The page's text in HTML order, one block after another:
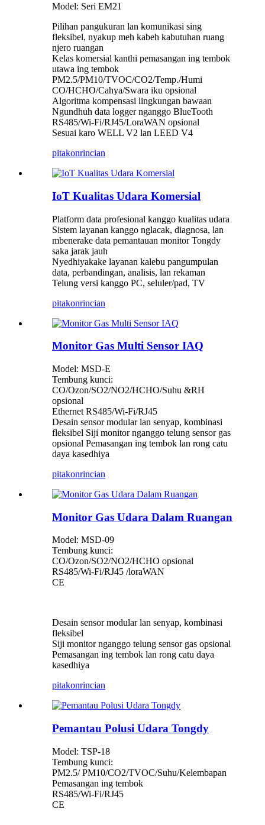
Model: Seri EM21
Pilihan pangukuran lan komunikasi sing
fleksibel, nyakup meh kabeh kabutuhan ruang
njero ruangan
Kelas komersial kanthi pemasangan ing tembok
utawa ing tembok
PM2.5/PM10/TVOC/CO2/Temp./Humi
CO/HCHO/Cahya/Swara iku opsional
Algoritma kompensasi lingkungan bawaan
Ngundhuh data logger nganggo BlueTooth
RS485/Wi-Fi/RJ45/LoraWAN opsional
Sesuai karo WELL V2 lan LEED V4
pitakonrincian
IoT Kualitas Udara Komersial
Platform data profesional kanggo kualitas udara
Sistem layanan kanggo nglacak, diagnosa, lan
mbenerake data pemantauan monitor Tongdy
saka jarak jauh
Nyedhiyakake layanan kalebu pangumpulan
data, perbandingan, analisis, lan rekaman
Telung versi kanggo PC, seluler/pad, TV
pitakonrincian
Monitor Gas Multi Sensor IAQ
Model: MSD-E
Tembung kunci:
CO/Ozon/SO2/NO2/HCHO/Suhu &RH
opsional
Ethernet RS485/Wi-Fi/RJ45
Desain sensor modular lan senyap, kombinasi
fleksibel Siji monitor nganggo telung sensor gas
opsional Pemasangan ing tembok lan rong catu
daya kasedhiya
pitakonrincian
Monitor Gas Udara Dalam Ruangan
Model: MSD-09
Tembung kunci:
CO/Ozon/SO2/NO2/HCHO opsional
RS485/Wi-Fi/RJ45 /loraWAN
CE
Desain sensor modular lan senyap, kombinasi
fleksibel
Siji monitor nganggo telung sensor gas opsional
Pemasangan ing tembok lan rong catu daya
kasedhiya
pitakonrincian
Pemantau Polusi Udara Tongdy
Model: TSP-18
Tembung kunci:
PM2.5/ PM10/CO2/TVOC/Suhu/Kelembapan
Pemasangan ing tembok
RS485/Wi-Fi/RJ45
CE